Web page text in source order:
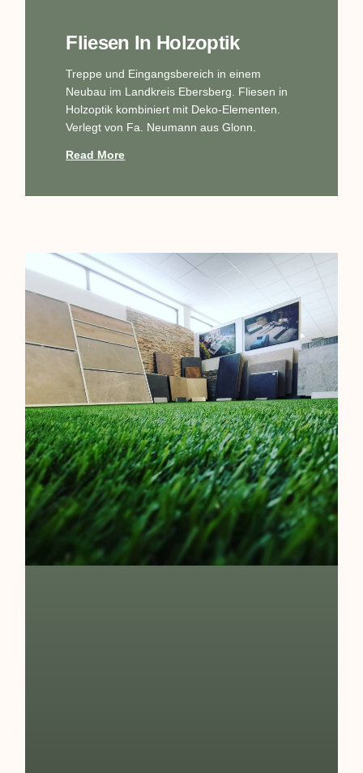
Fliesen In Holzoptik
Treppe und Eingangsbereich in einem
Neubau im Landkreis Ebersberg. Fliesen in
Holzoptik kombiniert mit Deko-Elementen.
Verlegt von Fa. Neumann aus Glonn.
Read More